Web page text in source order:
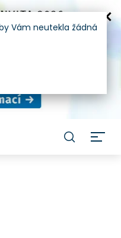
Vám neutekla žádná